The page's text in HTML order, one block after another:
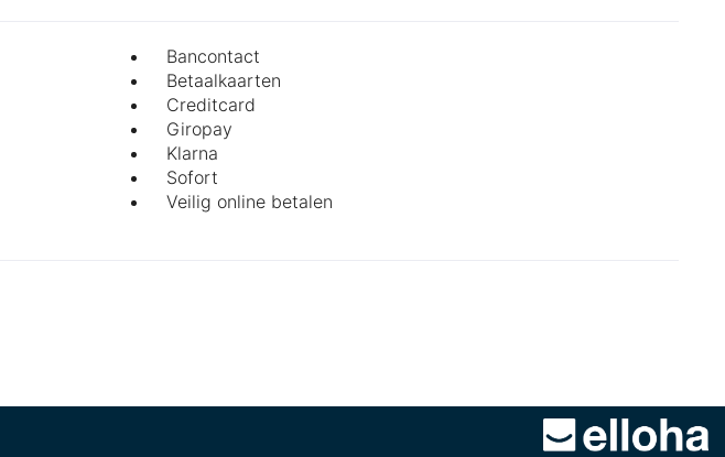
Bancontact
Betaalkaarten
Creditcard
Giropay
Klarna
Sofort
Veilig online betalen